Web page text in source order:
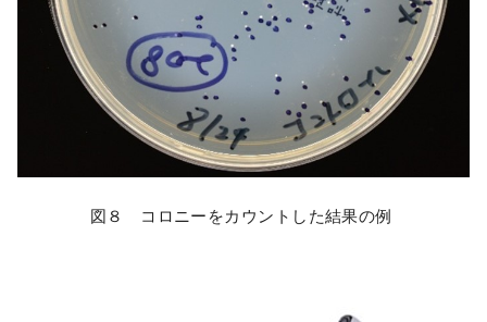
図８ コロニーをカウントした結果の例